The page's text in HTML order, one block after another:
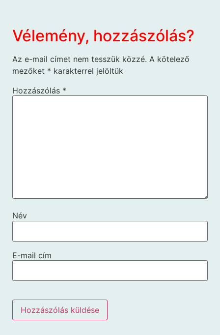
Vélemény, hozzászólás?
Az e-mail címet nem tesszük közzé. A kötelező
mezőket * karakterrel jelöltük
Hozzászólás *
Név
E-mail cím